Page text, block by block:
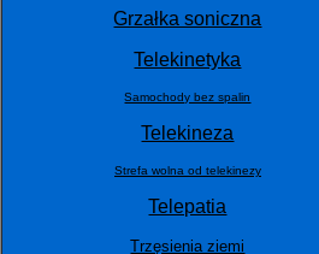
Grzałka soniczna
Telekinetyka
Samochody bez spalin
Telekineza
Strefa wolna od telekinezy
Telepatia
Trzęsienia ziemi